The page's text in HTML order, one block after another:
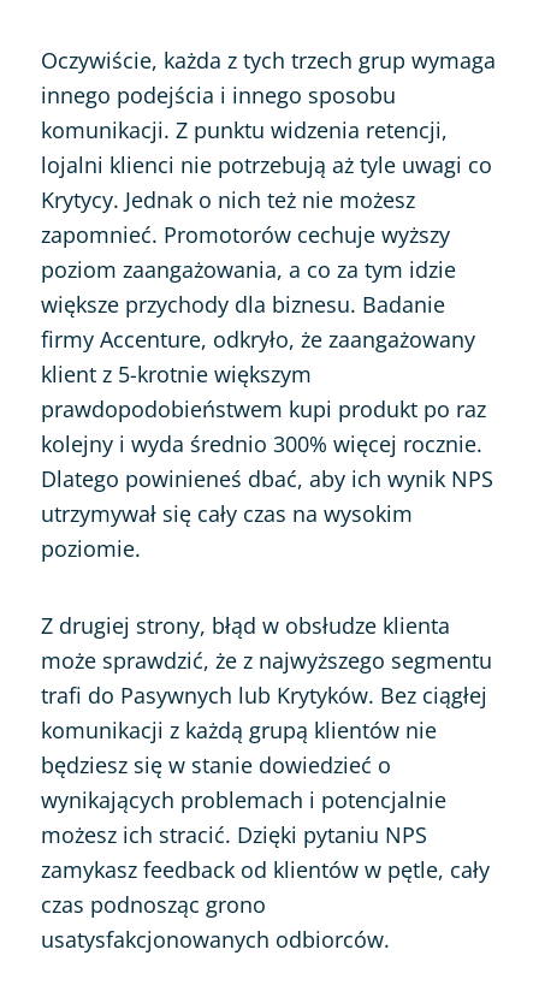
Oczywiście, każda z tych trzech grup wymaga
innego podejścia i innego sposobu
komunikacji. Z punktu widzenia retencji,
lojalni klienci nie potrzebują aż tyle uwagi co
Krytycy. Jednak o nich też nie możesz
zapomnieć. Promotorów cechuje wyższy
poziom zaangażowania, a co za tym idzie
większe przychody dla biznesu. Badanie
firmy Accenture, odkryło, że zaangażowany
klient z 5-krotnie większym
prawdopodobieństwem kupi produkt po raz
kolejny i wyda średnio 300% więcej rocznie.
Dlatego powinieneś dbać, aby ich wynik NPS
utrzymywał się cały czas na wysokim
poziomie.
Z drugiej strony, błąd w obsłudze klienta
może sprawdzić, że z najwyższego segmentu
trafi do Pasywnych lub Krytyków. Bez ciągłej
komunikacji z każdą grupą klientów nie
będziesz się w stanie dowiedzieć o
wynikających problemach i potencjalnie
możesz ich stracić. Dzięki pytaniu NPS
zamykasz feedback od klientów w pętle, cały
czas podnosząc grono
usatysfakcjonowanych odbiorców.